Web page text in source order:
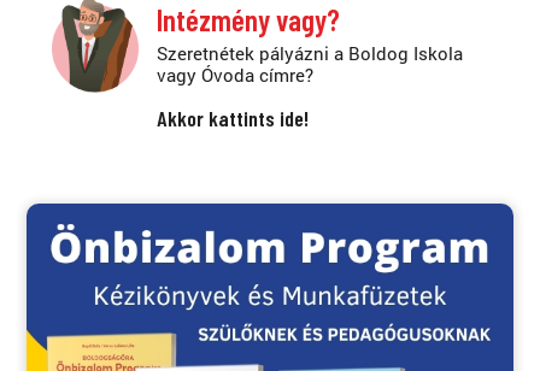
Intézmény vagy?
Szeretnétek pályázni a Boldog Iskola
vagy Óvoda címre?
Akkor kattints ide!